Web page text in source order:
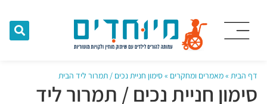
דף הבית »מאמרים ומחקרים »סימון חניית נכים / תמרור ליד הבית
סימון חניית נכים / תמרור ליד